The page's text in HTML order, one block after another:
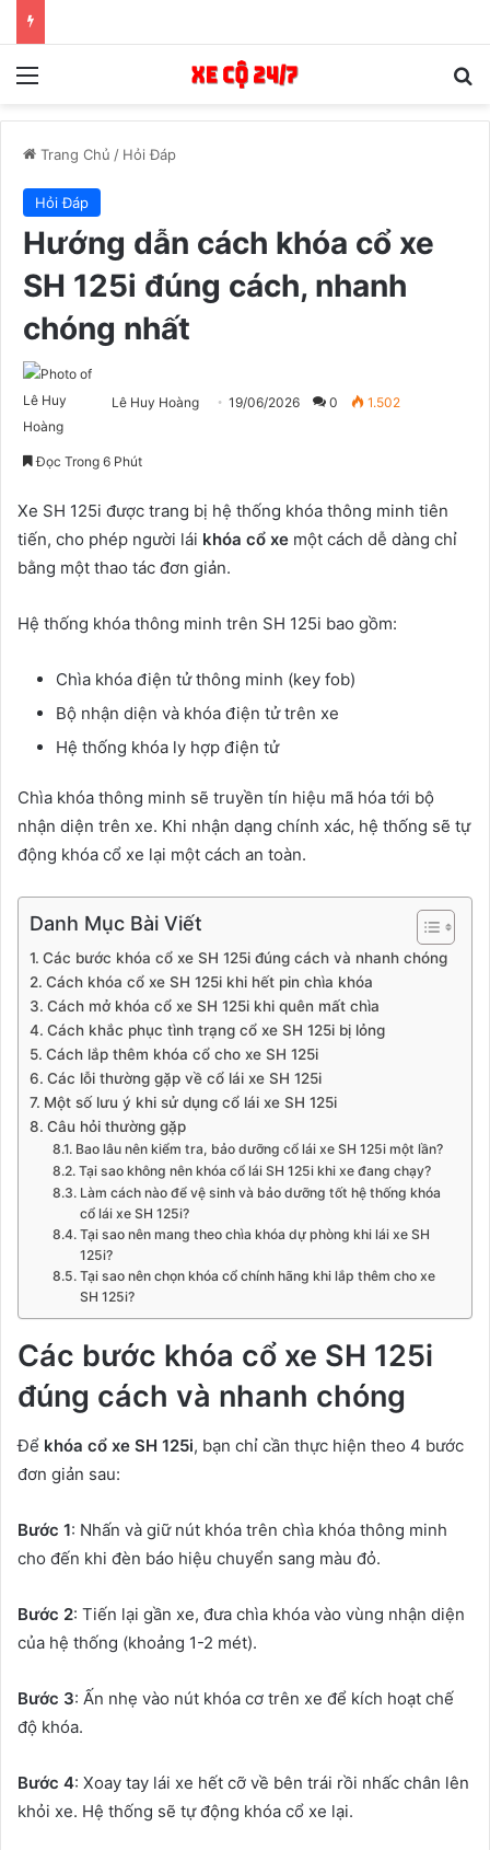
Menu
Trang Chủ / Hỏi Đáp
Hỏi Đáp
Hướng dẫn cách khóa cổ xe
SH 125i đúng cách, nhanh
chóng nhất
Lê Huy Hoàng 19/06/2026 0 1.502
Đọc Trong 6 Phút
Xe SH 125i được trang bị hệ thống khóa thông minh tiên
tiến, cho phép người lái khóa cổ xe một cách dễ dàng chỉ
bằng một thao tác đơn giản.
Hệ thống khóa thông minh trên SH 125i bao gồm:
Chìa khóa điện tử thông minh (key fob)
Bộ nhận diện và khóa điện tử trên xe
Hệ thống khóa ly hợp điện tử
Chìa khóa thông minh sẽ truyền tín hiệu mã hóa tới bộ
nhận diện trên xe. Khi nhận dạng chính xác, hệ thống sẽ tự
động khóa cổ xe lại một cách an toàn.
Danh Mục Bài Viết
Các bước khóa cổ xe SH 125i đúng cách và nhanh chóng
Cách khóa cổ xe SH 125i khi hết pin chìa khóa
Cách mở khóa cổ xe SH 125i khi quên mất chìa
Cách khắc phục tình trạng cổ xe SH 125i bị lỏng
Cách lắp thêm khóa cổ cho xe SH 125i
Các lỗi thường gặp về cổ lái xe SH 125i
Một số lưu ý khi sử dụng cổ lái xe SH 125i
Câu hỏi thường gặp
Bao lâu nên kiểm tra, bảo dưỡng cổ lái xe SH 125i một lần?
Tại sao không nên khóa cổ lái SH 125i khi xe đang chạy?
Làm cách nào để vệ sinh và bảo dưỡng tốt hệ thống khóa
cổ lái xe SH 125i?
Tại sao nên mang theo chìa khóa dự phòng khi lái xe SH
125i?
Tại sao nên chọn khóa cổ chính hãng khi lắp thêm cho xe
SH 125i?
Các bước khóa cổ xe SH 125i
đúng cách và nhanh chóng
Để khóa cổ xe SH 125i, bạn chỉ cần thực hiện theo 4 bước
đơn giản sau:
Bước 1: Nhấn và giữ nút khóa trên chìa khóa thông minh
cho đến khi đèn báo hiệu chuyển sang màu đỏ.
Bước 2: Tiến lại gần xe, đưa chìa khóa vào vùng nhận diện
của hệ thống (khoảng 1-2 mét).
Bước 3: Ấn nhẹ vào nút khóa cơ trên xe để kích hoạt chế
độ khóa.
Bước 4: Xoay tay lái xe hết cỡ về bên trái rồi nhấc chân lên
khỏi xe. Hệ thống sẽ tự động khóa cổ xe lại.